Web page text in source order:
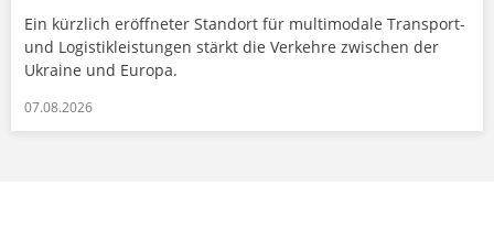
Ein kürzlich eröffneter Standort für multimodale Transport-
und Logistikleistungen stärkt die Verkehre zwischen der
Ukraine und Europa.
07.08.2026